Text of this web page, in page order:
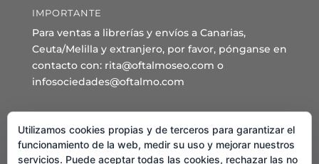
IMPORTANTE
Para ventas a librerías y envíos a Canarias,
Ceuta/Melilla y extranjero, por favor, pónganse en
contacto con: rita@oftalmoseo.com o
infosociedades@oftalmo.com
Sede Administrativa y Secretaría General
C/ Arcipreste de Hita 14 – 1º Derecha.
28015 – Madrid
Utilizamos cookies propias y de terceros para garantizar el
funcionamiento de la web, medir su uso y mejorar nuestros
servicios. Puede aceptar todas las cookies, rechazar las no